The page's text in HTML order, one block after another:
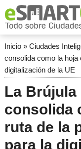
Inicio» Ciudades
consolida como la hoja
digitalización de la UE
La Brújula
consolida
ruta de la
para la